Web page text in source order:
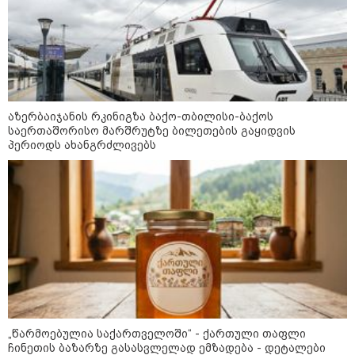
"ეს ის ადგილია, საიდანაც
გუშინდელი ვიდეო ვირუსულად
გავრცელდა.... დანარჩენი თქვენ
განსაჯეთ, რამდენად
შესაძლებელია აქ ადამიანის
გადავარდნა" - რა კადრებს
აქვეყნებს კობა ახალაძე
მლეთიდან, სადაც 12 წლის წინ
გურამ დადიანიძე გაუჩინარდა?
სექტემბრიდან ამოქმედდება და
60 წელს გადაცილებულ პირებს
შეეხებათ! - საქართველოს
ეროვნული ბანკი განცხადებას
ავრცელებს
პოლიტიკა
აზერბაიჯანის რკინიგზა ბაქო-თბილისი-ბაქოს
საერთაშორისო მარშრუტზე ბილეთების გაყიდვის
პერიოდს ახანგრძლივებს
„წარმოებულია საქართველოში“ - ქართული თაფლი
ჩინეთის ბაზარზე გასასვლელად ემზადება - დეტალები